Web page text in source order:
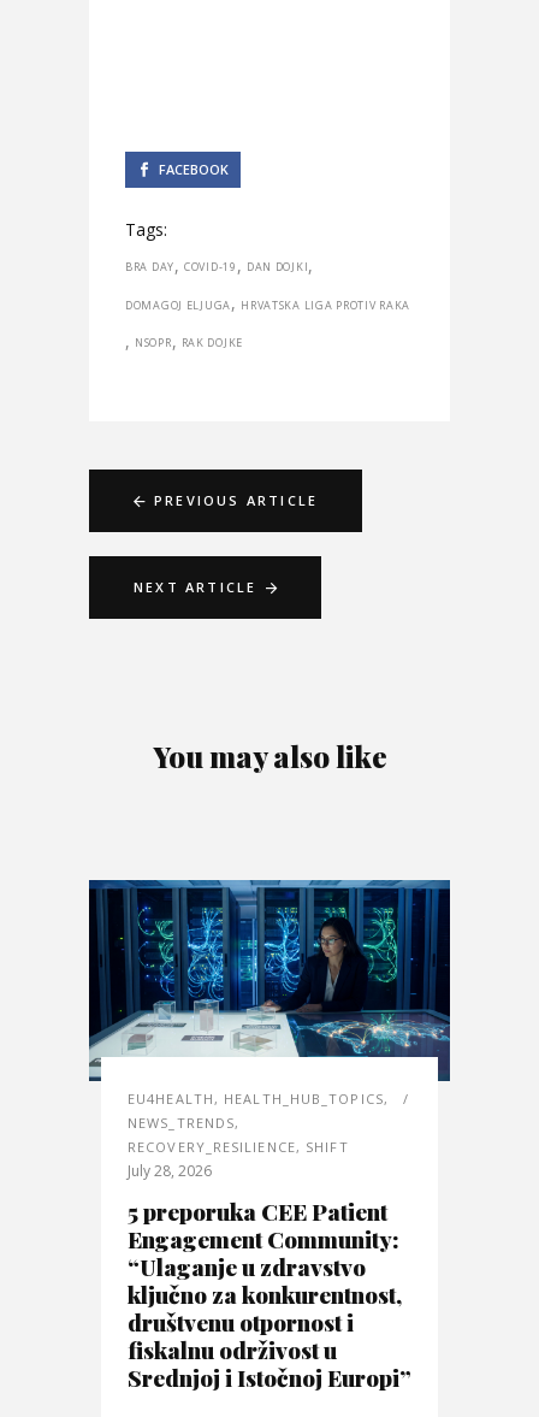
FACEBOOK
Tags:
BRA DAY,COVID-19 , DAN DOJKI,
DOMAGOJ ELJUGA, HRVATSKA LIGA PROTIV RAKA
, NSOPR, RAK DOJKE
PREVIOUS ARTICLE
NEXT ARTICLE
You may also like
EU4HEALTH, HEALTH_HUB_TOPICS,
NEWS_TRENDS,
RECOVERY_RESILIENCE, SHIFT
July 28, 2026
5 preporuka CEE Patient
Engagement Community:
“Ulaganje u zdravstvo
ključno za konkurentnost,
društvenu otpornost i
fiskalnu održivost u
Srednjoj i Istočnoj Europi”